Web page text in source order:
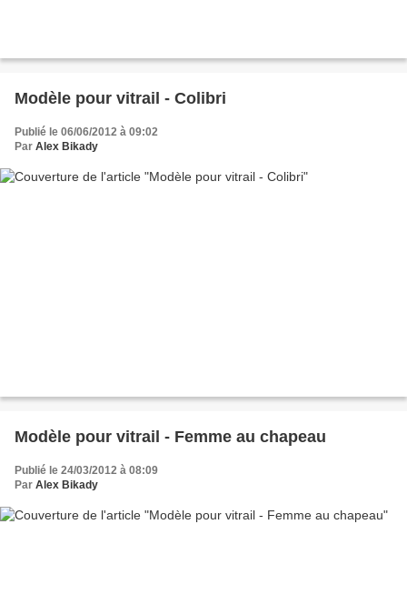
Modèle pour vitrail - Colibri
Publié le 06/06/2012 à 09:02
Par Alex Bikady
Modèle pour vitrail - Femme au chapeau
Publié le 24/03/2012 à 08:09
Par Alex Bikady